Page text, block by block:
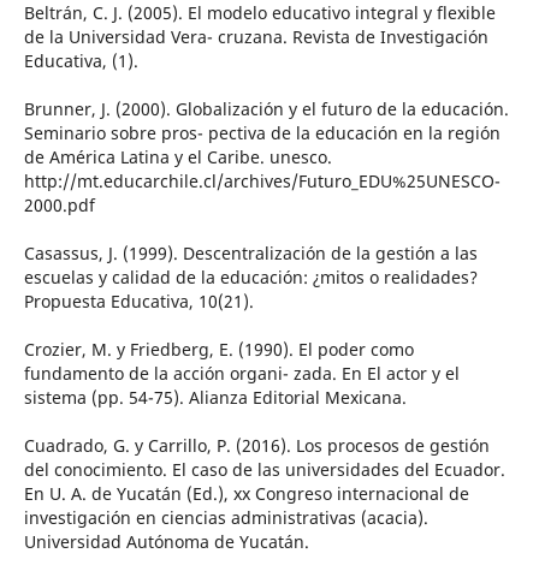
Beltrán, C. J. (2005). El modelo educativo integral y flexible
de la Universidad Vera- cruzana. Revista de Investigación
Educativa, (1).
Brunner, J. (2000). Globalización y el futuro de la educación.
Seminario sobre pros- pectiva de la educación en la región
de América Latina y el Caribe. unesco.
http://mt.educarchile.cl/archives/Futuro_EDU%25UNESCO-
2000.pdf
Casassus, J. (1999). Descentralización de la gestión a las
escuelas y calidad de la educación: ¿mitos o realidades?
Propuesta Educativa, 10(21).
Crozier, M. y Friedberg, E. (1990). El poder como
fundamento de la acción organi- zada. En El actor y el
sistema (pp. 54-75). Alianza Editorial Mexicana.
Cuadrado, G. y Carrillo, P. (2016). Los procesos de gestión
del conocimiento. El caso de las universidades del Ecuador.
En U. A. de Yucatán (Ed.), xx Congreso internacional de
investigación en ciencias administrativas (acacia).
Universidad Autónoma de Yucatán.